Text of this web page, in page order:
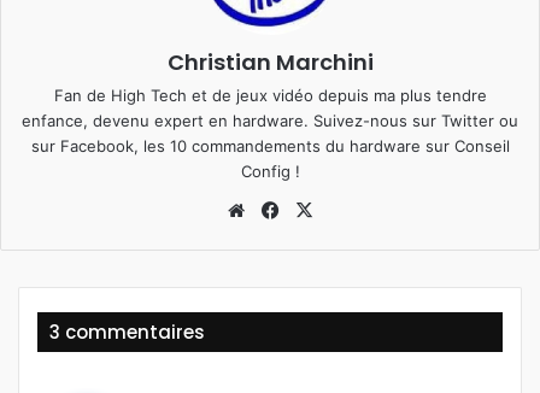
Christian Marchini
Fan de High Tech et de jeux vidéo depuis ma plus tendre
enfance, devenu expert en hardware. Suivez-nous sur Twitter ou
sur Facebook, les 10 commandements du hardware sur Conseil
Config !
We
Fa
3 commentaires